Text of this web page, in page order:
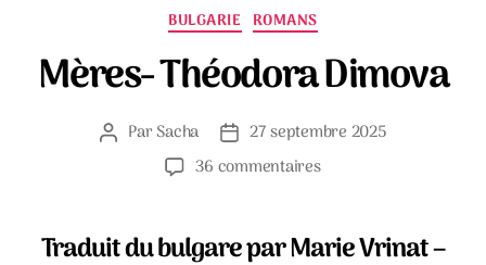
Catégories
BULGARIE ROMANS
Mères- Théodora Dimova
Auteur
ParSacha
Date
de
l’article
27 septembre 2025
36 commentairessur
Dimova
Traduit du bulgare par Marie Vrinat –